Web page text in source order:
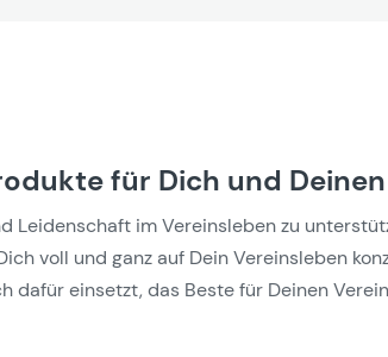
für Dich und
im Vereinsleben zu
voll und ganz auf Dein Vereinsleben
dafür einsetzt, das Beste für Deinen